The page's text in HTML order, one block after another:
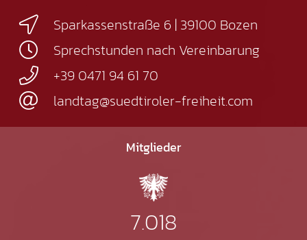
Sparkassenstraße 6 | 39100 Bozen
Sprechstunden nach Vereinbarung
+39 0471 94 61 70
landtag@suedtiroler-freiheit.com
Mitglieder
7.018